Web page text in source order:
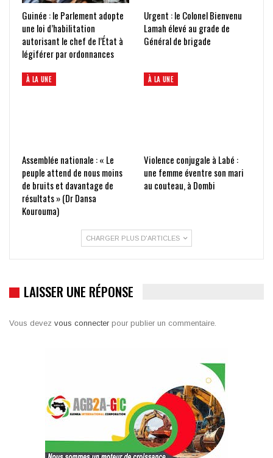
Guinée : le Parlement adopte
une loi d’habilitation
autorisant le chef de l’État à
légiférer par ordonnances
Urgent : le Colonel Bienvenu
Lamah élevé au grade de
Général de brigade
À LA UNE
Assemblée nationale : « Le
peuple attend de nous moins
de bruits et davantage de
résultats » (Dr Dansa
Kourouma)
À LA UNE
Violence conjugale à Labé :
une femme éventre son mari
au couteau, à Dombi
CHARGER PLUS D'ARTICLES
LAISSER UNE RÉPONSE
Vous devez vous connecter pour publier un commentaire.